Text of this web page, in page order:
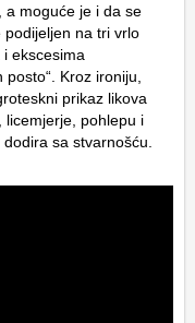
a moguće je i da se
podijeljen na tri vrlo
ekscesima
Kroz ironiju,
prikaz likova
licemjerje, pohlepu i
sa stvarnošću.